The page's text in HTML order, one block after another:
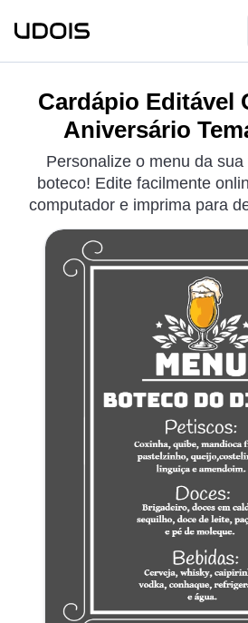
Cardápio Editável
Aniversário
Personalize o menu da
boteco! Edite facilmente
computador e imprima para